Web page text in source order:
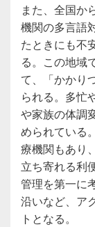
また、全国か
機関の多言語
たときにも不
る。この地域
て、「かかり
られる。多忙
や家族の体調
められている
療機関もあり
立ち寄れる利
管理を第一に
沿いなど、ア
トとなる。